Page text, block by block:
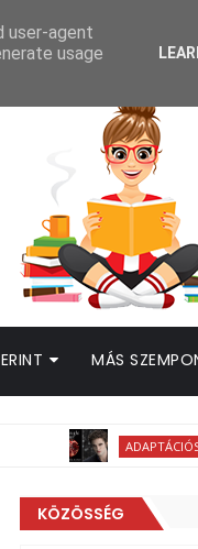
MÁS
ADAPTÁCIÓS HÍREK
KÖZÖSSÉG
user-agent
usage